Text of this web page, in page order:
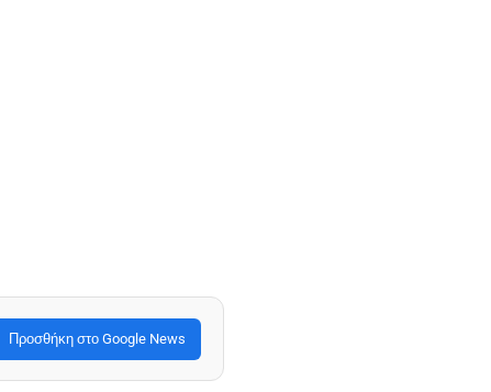
Προσθήκη στο Google News